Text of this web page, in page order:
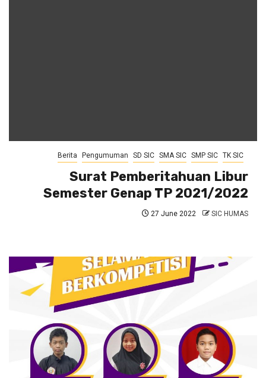
Berita Pengumuman SD SIC SMA SIC SMP SIC TK SIC
Surat Pemberitahuan Libur
Semester Genap TP 2021/2022
27 June 2022 SIC HUMAS